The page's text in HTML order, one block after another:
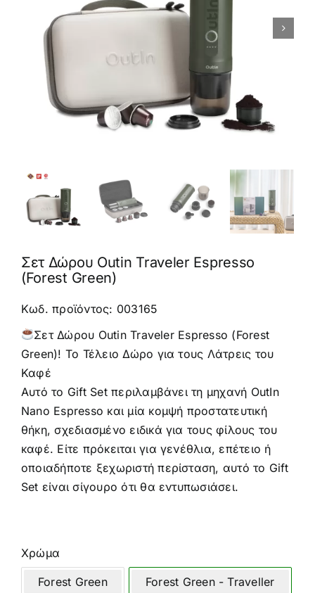
Εξοπλισμός
Σετ Δώρου Outin Traveler Espresso
(Forest Green)
Κωδ. προϊόντος: 003165
Σετ Δώρου Outin Traveler Espresso (Forest
Green)! Το Τέλειο Δώρο για τους Λάτρεις του
Καφέ
Αυτό το Gift Set περιλαμβάνει τη μηχανή OutIn
Nano Espresso και μία κομψή προστατευτική
θήκη, σχεδιασμένο ειδικά για τους φίλους του
καφέ. Είτε πρόκειται για γενέθλια, επέτειο ή
οποιαδήποτε ξεχωριστή περίσταση, αυτό το Gift
Set είναι σίγουρο ότι θα εντυπωσιάσει.
Χρώμα
Forest Green Forest Green - Traveller